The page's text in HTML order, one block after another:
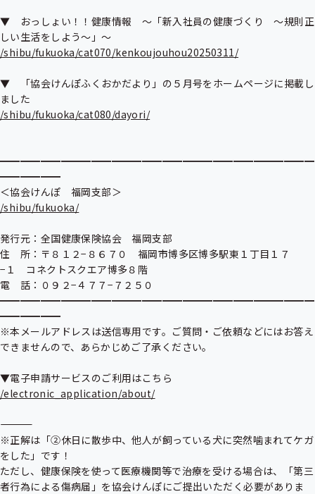
▼　おっしょい！！健康情報　～「新入社員の健康づくり　～規則正
/shibu/fukuoka/cat070/kenkoujouhou20250311/
▼　「協会けんぽふくおかだより」の５月号をホームページに掲載し
/shibu/fukuoka/cat080/dayori/
━━━━━━━━━━━━━━━━━━━━━━━━━━━━━━━
━━━━━━
/shibu/fukuoka/
発行元：全国健康保険協会　福岡支部
住　所：〒８１２−８６７０　福岡市博多区博多駅東１丁目１７
−１　コネクトスクエア博多８階
電　話：０９２−４７７−７２５０
━━━━━━━━━━━━━━━━━━━━━━━━━━━━━━━
━━━━━━
※本メールアドレスは送信専用です。ご質問・ご依頼などにはお答え
できませんので、あらかじめご了承ください。
/electronic_application/about/
―――――――――――――――――――――――――――――――――――――
※正解は「②休日に散歩中、他人が飼っている犬に突然噛まれてケガ
をした」です！
ただし、健康保険を使って医療機関等で治療を受ける場合は、「第三
者行為による傷病届」を協会けんぽにご提出いただく必要がありま